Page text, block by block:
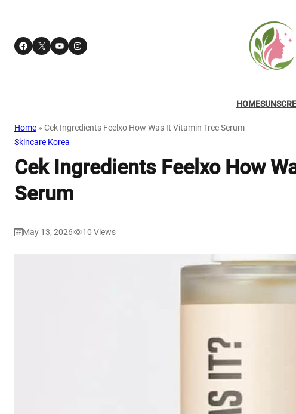
Facebook X YouTube Instagram
HOME
Home » Cek Ingredients Feelxo How Was It Vitamin Tree Serum
Skincare Korea
Cek Ingredients Feelxo How
Serum
May 13, 2026 10 Views